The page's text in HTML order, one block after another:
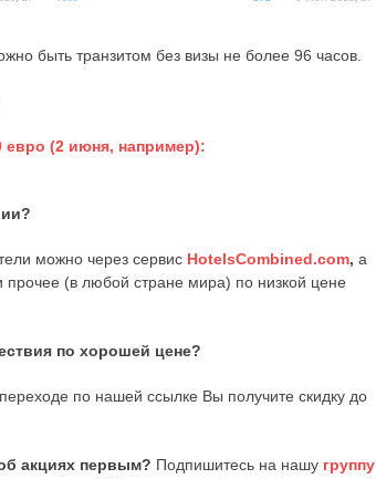
быть транзитом без визы не более 96 часов.
евро (2 июня, например):
можно через сервис HotelsCombined.com, а
прочее (в любой стране мира) по низкой цене
по хорошей цене?
по нашей ссылке Вы получите скидку до
акциях первым? Подпишитесь на нашу группу